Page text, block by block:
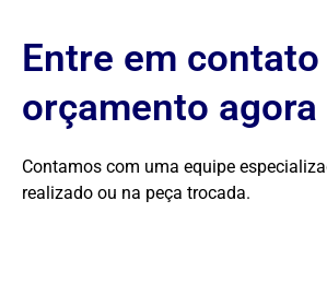
Entre em
orçamento agora
Contamos com uma equipe
realizado ou na peça trocada.